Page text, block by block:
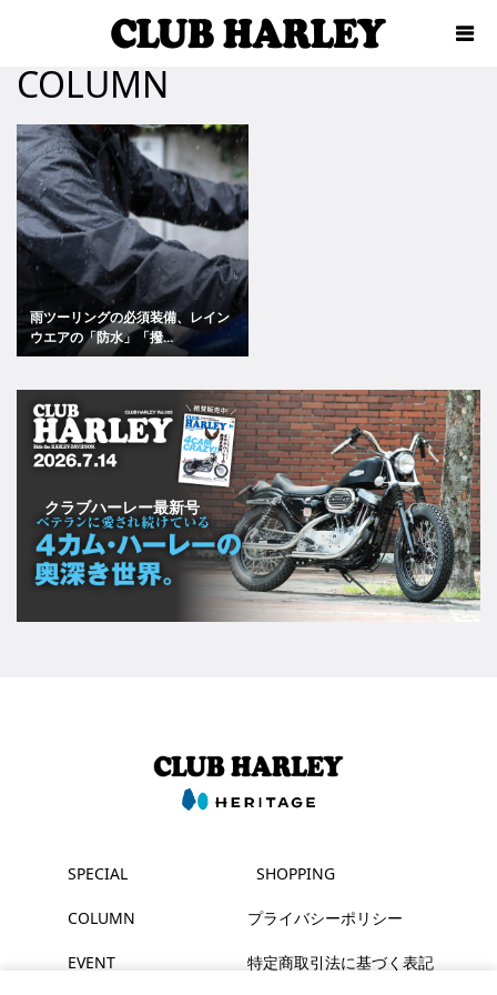
COLUMN
雨ツーリングの必須装備、レイン
ウエアの「防水」「撥...
クラブハーレー最新号
SPECIAL
COLUMN
EVENT
SHOPPING
プライバシーポリシー
特定商取引法に基づく表記